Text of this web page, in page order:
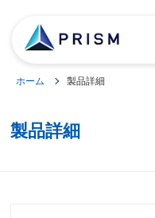
ホーム 製品詳細
製品詳細